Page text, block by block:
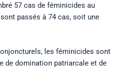
57 cas de féminicides au
passés à 74 cas, soit une
les féminicides sont
de domination patriarcale et de